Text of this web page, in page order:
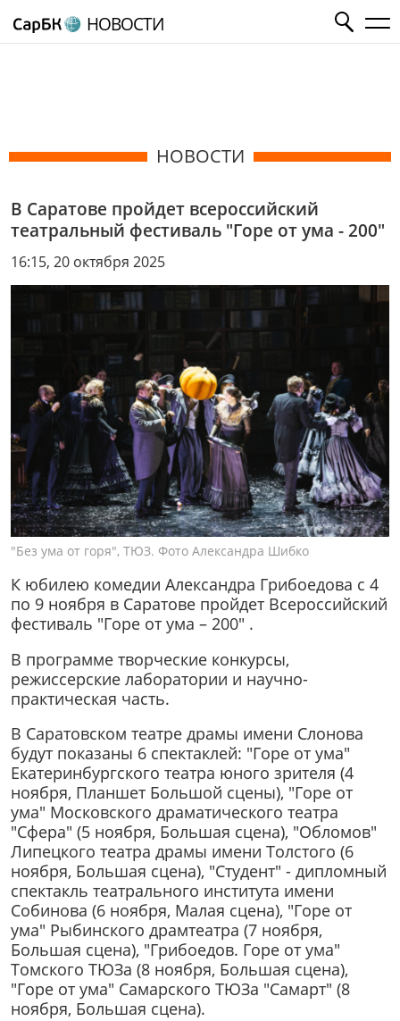
НОВОСТИ
НОВОСТИ
В Саратове пройдет всероссийский
театральный фестиваль "Горе от ума - 200"
16:15, 20 октября 2025
"Без ума от горя", ТЮЗ. Фото Александра Шибко
К юбилею комедии Александра Грибоедова с 4
по 9 ноября в Саратове пройдет Всероссийский
фестиваль "Горе от ума – 200" .
В программе творческие конкурсы,
режиссерские лаборатории и научно-
практическая часть.
В Саратовском театре драмы имени Слонова
будут показаны 6 спектаклей: "Горе от ума"
Екатеринбургского театра юного зрителя (4
ноября, Планшет Большой сцены), "Горе от
ума" Московского драматического театра
"Сфера" (5 ноября, Большая сцена), "Обломов"
Липецкого театра драмы имени Толстого (6
ноября, Большая сцена), "Студент" - дипломный
спектакль театрального института имени
Собинова (6 ноября, Малая сцена), "Горе от
ума" Рыбинского драмтеатра (7 ноября,
Большая сцена), "Грибоедов. Горе от ума"
Томского ТЮЗа (8 ноября, Большая сцена),
"Горе от ума" Самарского ТЮЗа "Самарт" (8
ноября, Большая сцена).